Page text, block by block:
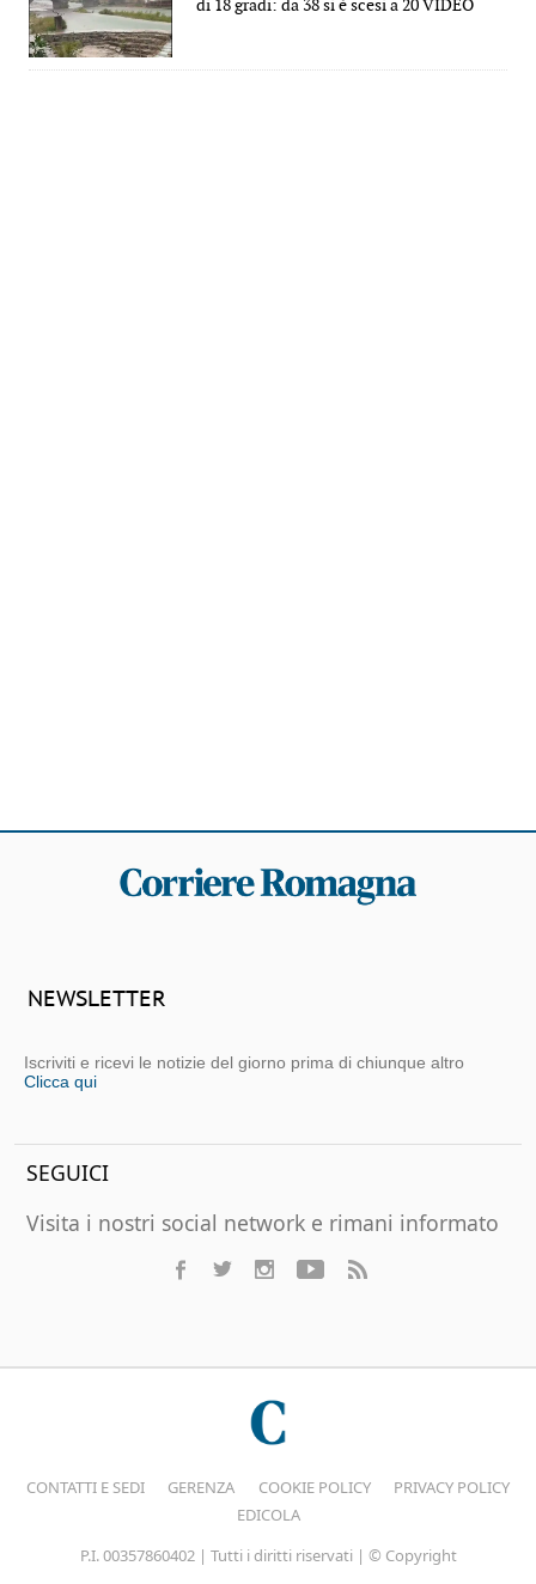
di 18 gradi: da 38 si è scesi a 20 VIDEO
NEWSLETTER
Iscriviti e ricevi le notizie del giorno prima di chiunque altro
Clicca qui
SEGUICI
Visita i nostri social network e rimani informato
CONTATTI E SEDI GERENZA COOKIE POLICY
PRIVACY POLICY
EDICOLA
P.I. 00357860402 | Tutti i diritti riservati | © Copyright